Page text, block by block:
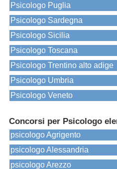
Psicologo Puglia
Psicologo Sardegna
Psicologo Sicilia
Psicologo Toscana
Psicologo Trentino alto adige
Psicologo Umbria
Psicologo Veneto
Concorsi per Psicologo
psicologo Agrigento
psicologo Alessandria
psicologo Arezzo